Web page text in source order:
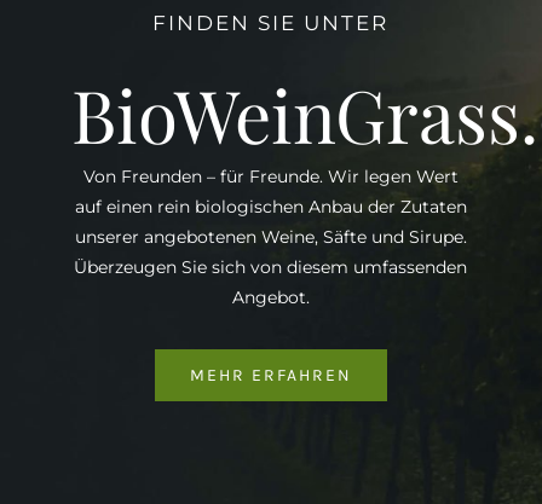
FINDEN SIE UNTER
Von Freunden – für Freunde. Wir legen Wert
auf einen rein biologischen Anbau der Zutaten
unserer angebotenen Weine, Säfte und Sirupe.
Überzeugen Sie sich von diesem umfassenden
Angebot.
MEHR ERFAHREN